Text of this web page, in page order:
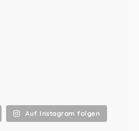
Auf Instagram folgen